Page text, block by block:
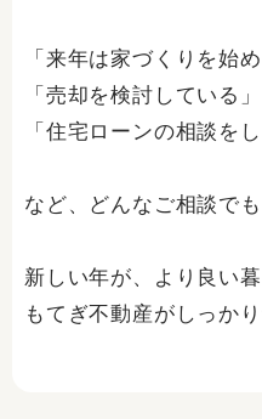
「来年は家づくりを始め
「売却を検討している」
「住宅ローンの相談をし
など、どんなご相談で
新しい年が、より良い
もてぎ不動産がしっか